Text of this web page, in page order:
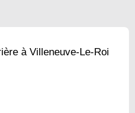
à Villeneuve-Le-Roi